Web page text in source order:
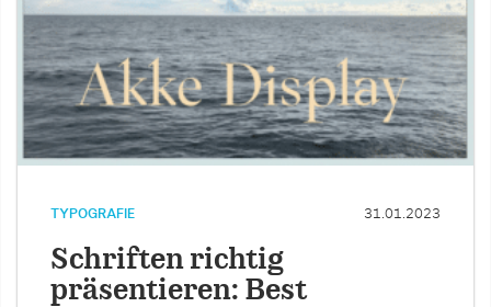
TYPOGRAFIE 31.01.2023
Schriften richtig
präsentieren: Best